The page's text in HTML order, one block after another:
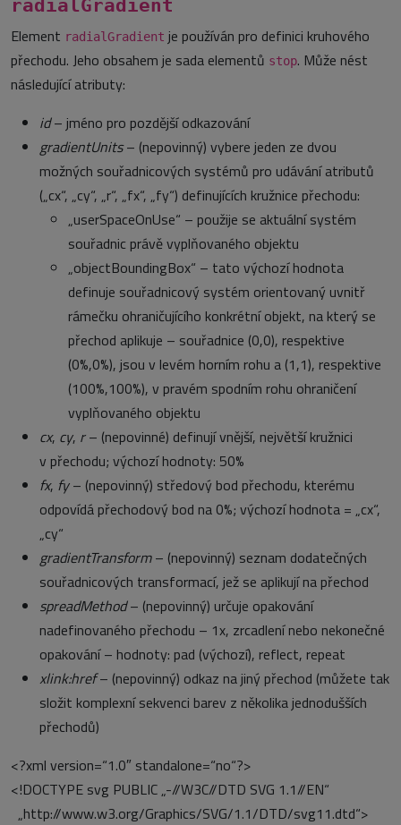
radialGradient
Element radialGradient je používán pro definici kruhového
přechodu. Jeho obsahem je sada elementů stop. Může nést
následující atributy:
id– jméno pro pozdější odkazování
gradientUnits– (nepovinný) vybere jeden ze dvou
možných souřadnicových systémů pro udávání atributů
(„cx“, „cy“, „r“, „fx“, „fy“) definujících kružnice přechodu:
„userSpaceOnUse“ – použije se aktuální systém
souřadnic právě vyplňovaného objektu
„objectBoundingBox“ – tato výchozí hodnota
definuje souřadnicový systém orientovaný uvnitř
rámečku ohraničujícího konkrétní objekt, na který se
přechod aplikuje – souřadnice (0,0), respektive
(0%,0%), jsou v levém horním rohu a (1,1), respektive
(100%,100%), v pravém spodním rohu ohraničení
vyplňovaného objektu
cx, cy, r– (nepovinné) definují vnější, největší kružnici
v přechodu; výchozí hodnoty: 50%
fx, fy– (nepovinný) středový bod přechodu, kterému
odpovídá přechodový bod na 0%; výchozí hodnota = „cx“,
„cy“
gradientTransform– (nepovinný) seznam dodatečných
souřadnicových transformací, jež se aplikují na přechod
spreadMethod– (nepovinný) určuje opakování
nadefinovaného přechodu – 1x, zrcadlení nebo nekonečné
opakování – hodnoty: pad (výchozí), reflect, repeat
xlink:href– (nepovinný) odkaz na jiný přechod (můžete tak
složit komplexní sekvenci barev z několika jednodušších
přechodů)
<?xml version=“1.0″ standalone=“no“?>
<!DOCTYPE svg PUBLIC „-//W3C//DTD SVG 1.1//EN“
„http://www.w3.org/Graphics/SVG/1.1/DTD/svg11.dtd“>